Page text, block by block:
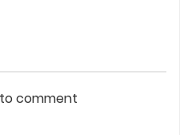
comment